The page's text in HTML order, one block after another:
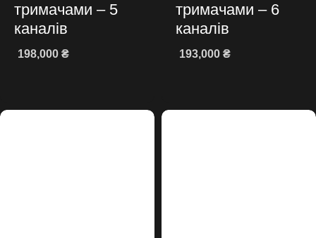
тримачами – 5
каналів
198,000 ₴
тримачами – 6
каналів
193,000 ₴